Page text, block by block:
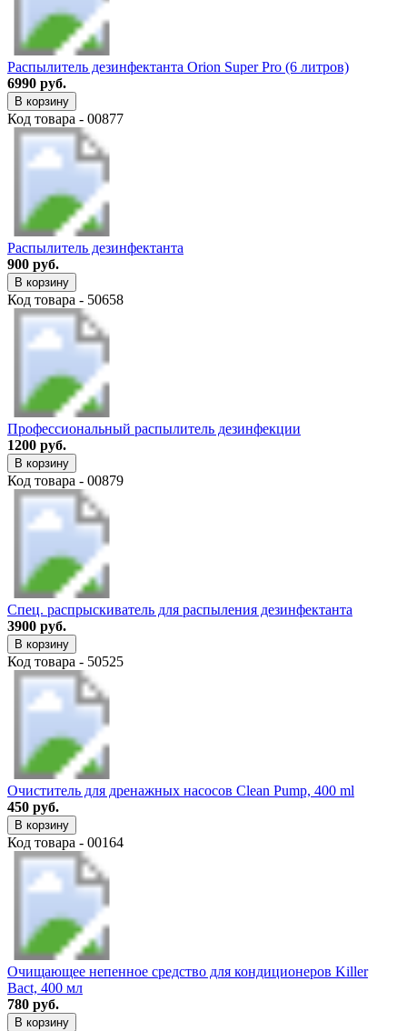
Распылитель дезинфектанта Orion Super Pro (6 литров)
6990 руб.
В корзину
Код товара - 00877
Распылитель дезинфектанта
900 руб.
В корзину
Код товара - 50658
Профессиональный распылитель дезинфекции
1200 руб.
В корзину
Код товара - 00879
Спец. распрыскиватель для распыления дезинфектанта
3900 руб.
В корзину
Код товара - 50525
Очиститель для дренажных насосов Clean Pump, 400 ml
450 руб.
В корзину
Код товара - 00164
Очищающее непенное средство для кондиционеров Killer
Bact, 400 мл
780 руб.
В корзину